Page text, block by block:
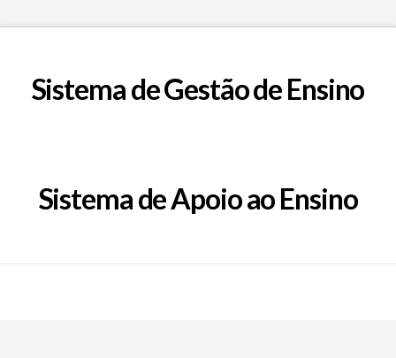
Sistema de Gestão de Ensino
Sistema de Apoio ao Ensino